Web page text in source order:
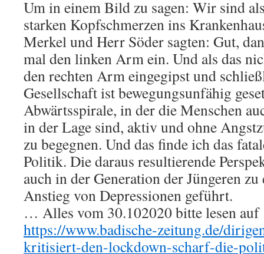
Um in einem Bild zu sagen: Wir sind
starken Kopfschmerzen ins
Merkel und Herr Söder sagten: Gut,
mal den linken Arm ein. Und als das
den rechten Arm eingegipst und
Gesellschaft ist bewegungsunfähig
Abwärtsspirale, in der die Menschen
in der Lage sind, aktiv und ohne
zu begegnen. Und das finde ich das
Politik. Die daraus resultierende
auch in der Generation der Jüngeren
Anstieg von Depressionen geführt.
… Alles vom 30.102020 bitte lesen auf
https://www.badische-zeitung.de/
kritisiert-den-lockdown-scharf-die-